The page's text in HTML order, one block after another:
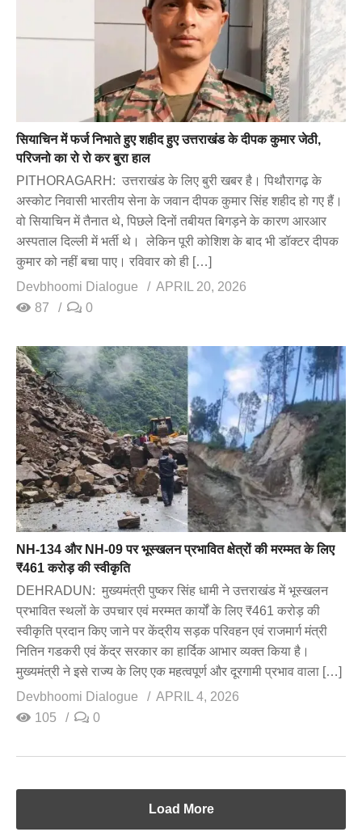
सियाचिन में फर्ज निभाते हुए शहीद हुए उत्तराखंड के दीपक कुमार जेठी,
परिजनो का रो रो कर बुरा हाल
PITHORAGARH: उत्तराखंड के लिए बुरी खबर है। पिथौरागढ़ के
अस्कोट निवासी भारतीय सेना के जवान दीपक कुमार सिंह शहीद हो गए हैं।
वो सियाचिन में तैनात थे, पिछले दिनों तबीयत बिगड़ने के कारण आरआर
अस्पताल दिल्ली में भर्ती थे। लेकिन पूरी कोशिश के बाद भी डॉक्टर दीपक
कुमार को नहीं बचा पाए। रविवार को ही […]
Devbhoomi Dialogue
APRIL 20, 2026
87
0
NH-134 और NH-09 पर भूस्खलन प्रभावित क्षेत्रों की मरम्मत के लिए
₹461 करोड़ की स्वीकृति
DEHRADUN: मुख्यमंत्री पुष्कर सिंह धामी ने उत्तराखंड में भूस्खलन
प्रभावित स्थलों के उपचार एवं मरम्मत कार्यों के लिए ₹461 करोड़ की
स्वीकृति प्रदान किए जाने पर केंद्रीय सड़क परिवहन एवं राजमार्ग मंत्री
नितिन गडकरी एवं केंद्र सरकार का हार्दिक आभार व्यक्त किया है।
मुख्यमंत्री ने इसे राज्य के लिए एक महत्वपूर्ण और दूरगामी प्रभाव वाला […]
Devbhoomi Dialogue
APRIL 4, 2026
105
0
Load More